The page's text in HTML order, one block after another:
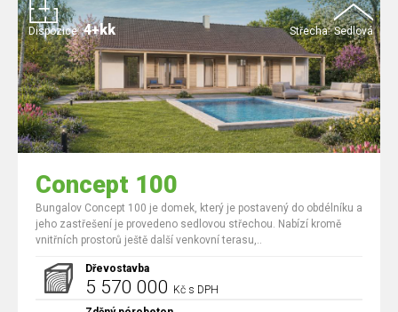
Střecha: Sedlová
Dispozice: 4+kk
Concept 100
Bungalov Concept 100 je domek, který je postavený do obdélníku a
jeho zastřešení je provedeno sedlovou střechou. Nabízí kromě
vnitřních prostorů ještě další venkovní terasu,..
Dřevostavba
5 570 000 Kč s DPH